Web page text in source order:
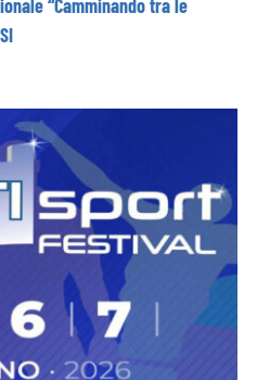
“Camminando tra le
XI edizione dal 5 al 7